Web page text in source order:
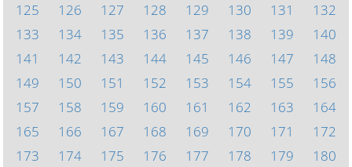
125
126 127 128 129 130 131
132
133
134 135 136 137 138 139
140
141
142 143 144 145 146 147
148
149
150 151 152 153 154 155
156
157
158 159 160 161 162 163
164
165
166 167 168 169 170 171
172
173
174 175 176 177 178 179
180